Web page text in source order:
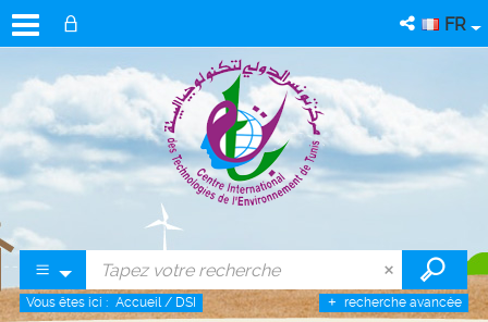
FR
recherche avancée
Vous êtes ici : Accueil / DSI